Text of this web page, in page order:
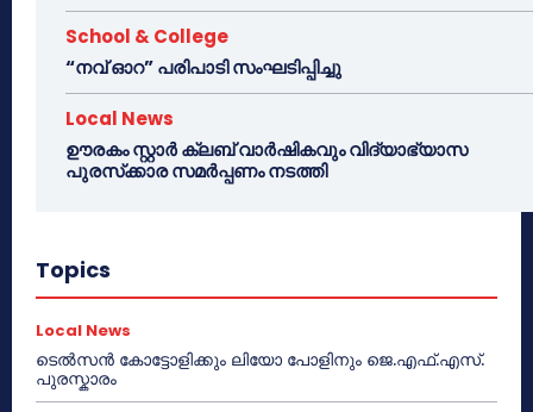
School & College
“നവ് ഓറ” പരിപാടി സംഘടിപ്പിച്ചു
Local News
ഊരകം സ്റ്റാർ ക്ലബ് വാർഷികവും വിദ്യാഭ്യാസ
പുരസ്‌ക്കാര സമർപ്പണം നടത്തി
Topics
Local News
ടെൽസൻ കോട്ടോളിക്കും ലിയോ പോളിനും ജെ.എഫ്.എസ്.
പുരസ്കാരം